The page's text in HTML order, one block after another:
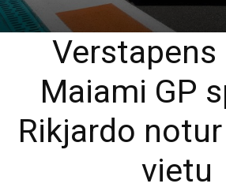
Verstapens
Maiami GP
Rikjardo
vietu